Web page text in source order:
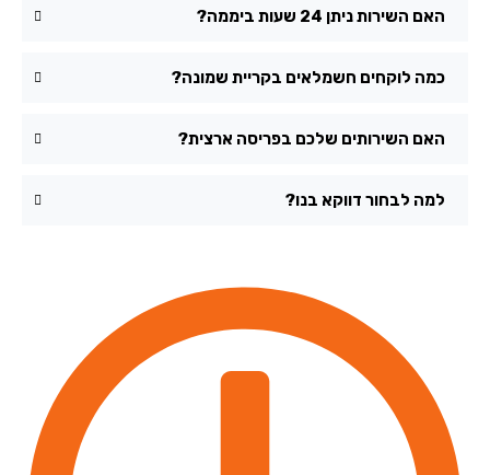
האם השירות ניתן 24 שעות ביממה?
כמה לוקחים חשמלאים בקריית שמונה?
האם השירותים שלכם בפריסה ארצית?
למה לבחור דווקא בנו?